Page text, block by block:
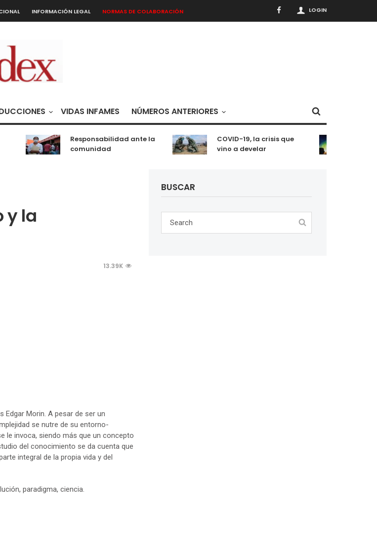
LOGIN
INFORMACIÓN LEGAL NORMAS DE COLABORACIÓN
VIDAS INFAMES NÚMEROS ANTERIORES
Responsabilidad ante la
comunidad
COVID-19, la crisis que
vino a develar
y la
13.39K
Morin. A pesar de ser un
se nutre de su entorno-
le invoca, siendo más que un concepto
del conocimiento se da cuenta que
integral de la propia vida y del
paradigma, ciencia.
BUSCAR